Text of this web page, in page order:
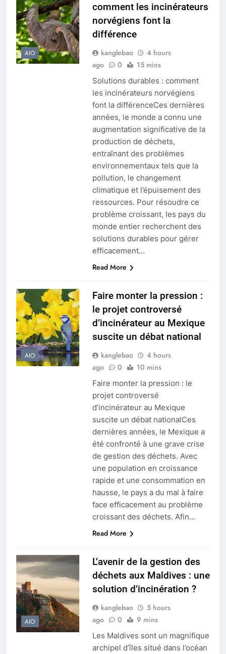
AIO
comment les incinérateurs
norvégiens font la
différence
kanglebao
4 hours
ago
0 15 mins
Solutions durables : comment
les incinérateurs norvégiens
font la différenceCes dernières
années, le monde a connu une
augmentation significative de la
production de déchets,
entraînant des problèmes
environnementaux tels que la
pollution, le changement
climatique et l’épuisement des
ressources. Pour résoudre ce
problème croissant, les pays du
monde entier recherchent des
solutions durables pour gérer
efficacement…
Read More
AIO
Faire monter la pression :
le projet controversé
d’incinérateur au Mexique
suscite un débat national
kanglebao
4 hours
ago
0 10 mins
Faire monter la pression : le
projet controversé
d’incinérateur au Mexique
suscite un débat nationalCes
dernières années, le Mexique a
été confronté à une grave crise
de gestion des déchets. Avec
une population en croissance
rapide et une consommation en
hausse, le pays a du mal à faire
face efficacement au problème
croissant des déchets. Afin…
Read More
AIO
L’avenir de la gestion des
déchets aux Maldives : une
solution d’incinération ?
kanglebao
5 hours
ago
0 9 mins
Les Maldives sont un magnifique
archipel d’îles situé dans l’océan